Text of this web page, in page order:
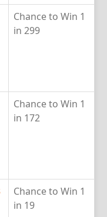
Chance to Win 1
in 299
Chance to Win 1
in 172
Chance to Win 1
in 19